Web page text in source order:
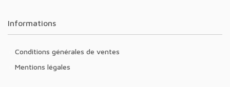
Informations
Conditions générales de ventes
Mentions légales